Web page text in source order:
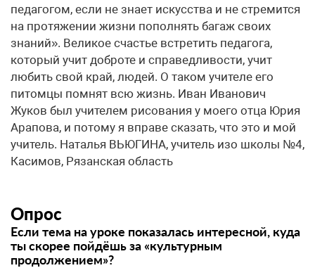
педагогом, если не знает искусства и не стремится
на протяжении жизни пополнять багаж своих
знаний». Великое счастье встретить педагога,
который учит доброте и справедливости, учит
любить свой край, людей. О таком учителе его
питомцы помнят всю жизнь. Иван Иванович
Жуков был учителем рисования у моего отца Юрия
Арапова, и потому я вправе сказать, что это и мой
учитель. ​Наталья ВЬЮГИНА, учитель изо школы №4,
Касимов, Рязанская область
Опрос
Если тема на уроке показалась интересной, куда
ты скорее пойдёшь за «культурным
продолжением»?